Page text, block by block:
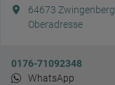
64673 Zwingenberg
Oberadresse
0176-71092348
WhatsApp